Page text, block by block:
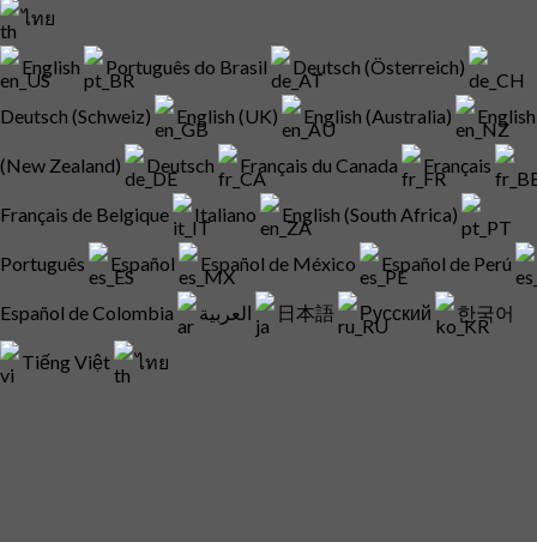
ไทย
English Português do Brasil Deutsch (Österreich)
Deutsch (Schweiz) English (UK) English (Australia) English
(New Zealand) Deutsch Français du Canada Français
Français de Belgique Italiano English (South Africa)
Português Español Español de México Español de Perú
Español de Colombia 日本語 Русский 한국어
Tiếng Việt ไทย